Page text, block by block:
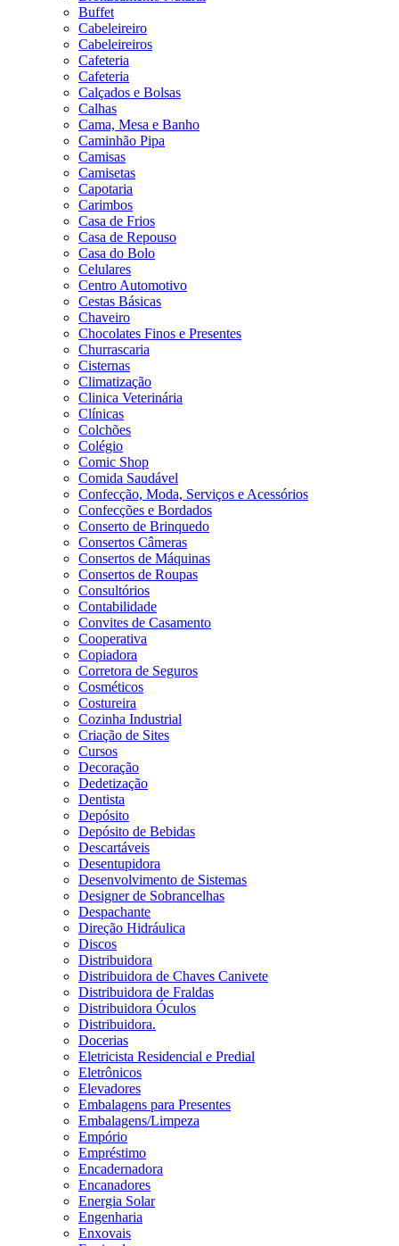
Buffet
Cabeleireiro
Cabeleireiros
Cafeteria
Cafeteria
Calçados e Bolsas
Calhas
Cama, Mesa e Banho
Caminhão Pipa
Camisas
Camisetas
Capotaria
Carimbos
Casa de Frios
Casa de Repouso
Casa do Bolo
Celulares
Centro Automotivo
Cestas Básicas
Chaveiro
Chocolates Finos e Presentes
Churrascaria
Cisternas
Climatização
Clinica Veterinária
Clínicas
Colchões
Colégio
Comic Shop
Comida Saudável
Confecção, Moda, Serviços e Acessórios
Confecções e Bordados
Conserto de Brinquedo
Consertos Câmeras
Consertos de Máquinas
Consertos de Roupas
Consultórios
Contabilidade
Convites de Casamento
Cooperativa
Copiadora
Corretora de Seguros
Cosméticos
Costureira
Cozinha Industrial
Criação de Sites
Cursos
Decoração
Dedetização
Dentista
Depósito
Depósito de Bebidas
Descartáveis
Desentupidora
Desenvolvimento de Sistemas
Designer de Sobrancelhas
Despachante
Direção Hidráulica
Discos
Distribuidora
Distribuidora de Chaves Canivete
Distribuidora de Fraldas
Distribuidora Óculos
Distribuidora.
Docerias
Eletricista Residencial e Predial
Eletrônicos
Elevadores
Embalagens para Presentes
Embalagens/Limpeza
Empório
Empréstimo
Encadernadora
Encanadores
Energia Solar
Engenharia
Enxovais